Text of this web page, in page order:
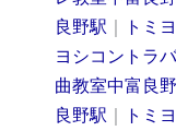
良野駅 ｜ トミ
ヨシコントラ
曲教室中富良
良野駅 ｜ トミ